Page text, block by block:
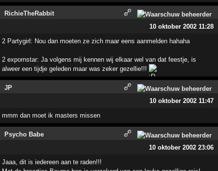
RichieTheRabbit
10 oktober 2002 11:28
2 Partygirl: Nou dan moeten ze zich maar eens aanmelden hahaha
2 expornstar: Ja volgens mij kennen wij elkaar wel van dat feestje, is
alweer een tijdje geleden maar was zeker gezellie!!!
JP
10 oktober 2002 11:47
mmm dan moet ik masters missen
Psycho Babe
10 oktober 2002 23:06
Jaaa, dit is iedereen aan te raden!!!